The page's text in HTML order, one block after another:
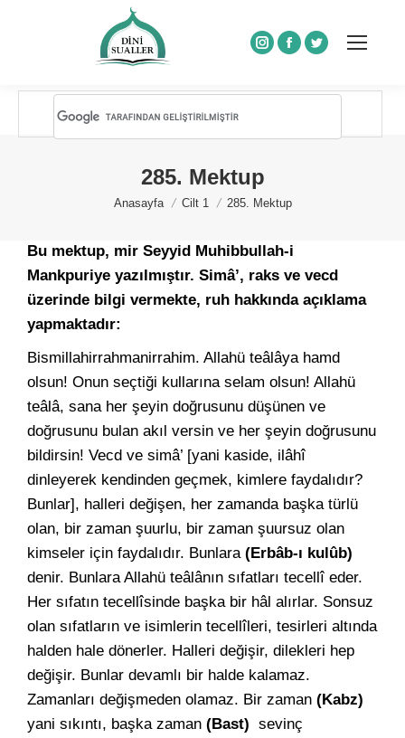
Instagram
Facebook
Twitter
285. Mektup
You are here:
Anasayfa Cilt 1 285. Mektup
Bu mektup, mir Seyyid Muhibbullah-i
Mankpuriye yazılmıştır. Simâ’, raks ve vecd
üzerinde bilgi vermekte, ruh hakkında açıklama
yapmaktadır:
Bismillahirrahmanirrahim. Allahü teâlâya hamd
olsun! Onun seçtiği kullarına selam olsun! Allahü
teâlâ, sana her şeyin doğrusunu düşünen ve
doğrusunu bulan akıl versin ve her şeyin doğrusunu
bildirsin! Vecd ve simâ’ [yani kaside, ilâhî
dinleyerek kendinden geçmek, kimlere faydalıdır?
Bunlar], halleri değişen, her zamanda başka türlü
olan, bir zaman şuurlu, bir zaman şuursuz olan
kimseler için faydalıdır. Bunlara (Erbâb-ı kulûb)
denir. Bunlara Allahü teâlânın sıfatları tecellî eder.
Her sıfatın tecellîsinde başka bir hâl alırlar. Sonsuz
olan sıfatların ve isimlerin tecellîleri, tesirleri altında
halden hale dönerler. Halleri değişir, dilekleri hep
değişir. Bunlar devamlı bir halde kalamaz.
Zamanları değişmeden olamaz. Bir zaman (Kabz)
yani sıkıntı, başka zaman (Bast) sevinç